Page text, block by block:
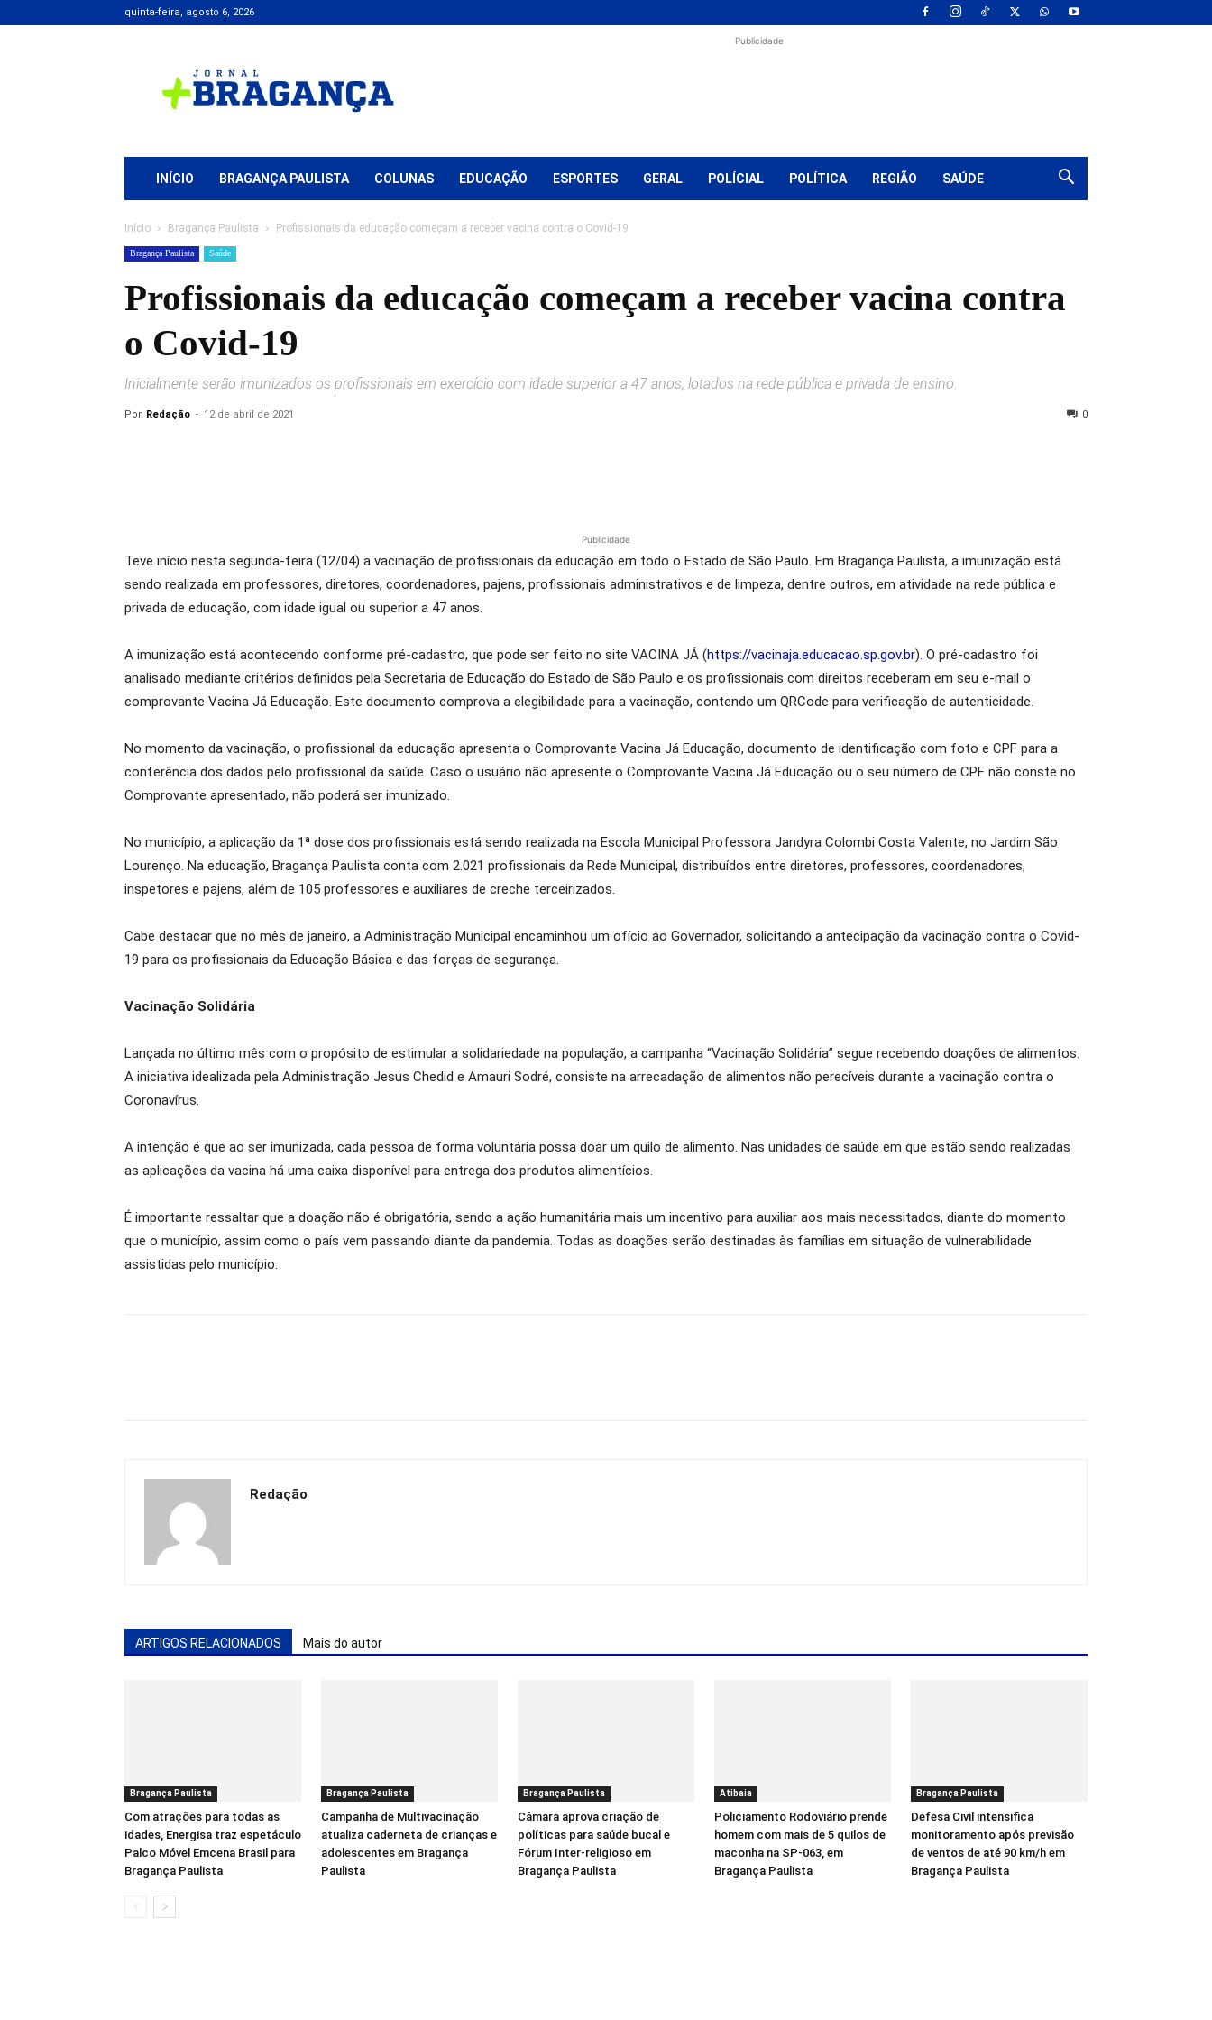
quinta-feira, agosto 6, 2026
+
Bragança
Publicidade
INÍCIO BRAGANÇA PAULISTA COLUNAS EDUCAÇÃO ESPORTES GERAL POLÍCIAL POLÍTICA REGIÃO SAÚDE
Início Bragança Paulista Profissionais da educação começam a receber vacina contra o Covid-19
Bragança Paulista Saúde
Profissionais da educação começam a receber vacina contra
o Covid-19
Inicialmente serão imunizados os profissionais em exercício com idade superior a 47 anos, lotados na rede pública e privada de ensino.
Por Redação - 12 de abril de 2021 0
Publicidade
Teve início nesta segunda-feira (12/04) a vacinação de profissionais da educação em todo o Estado de São Paulo. Em Bragança Paulista, a imunização está
sendo realizada em professores, diretores, coordenadores, pajens, profissionais administrativos e de limpeza, dentre outros, em atividade na rede pública e
privada de educação, com idade igual ou superior a 47 anos.
A imunização está acontecendo conforme pré-cadastro, que pode ser feito no site VACINA JÁ (https://vacinaja.educacao.sp.gov.br). O pré-cadastro foi
analisado mediante critérios definidos pela Secretaria de Educação do Estado de São Paulo e os profissionais com direitos receberam em seu e-mail o
comprovante Vacina Já Educação. Este documento comprova a elegibilidade para a vacinação, contendo um QRCode para verificação de autenticidade.
No momento da vacinação, o profissional da educação apresenta o Comprovante Vacina Já Educação, documento de identificação com foto e CPF para a
conferência dos dados pelo profissional da saúde. Caso o usuário não apresente o Comprovante Vacina Já Educação ou o seu número de CPF não conste no
Comprovante apresentado, não poderá ser imunizado.
No município, a aplicação da 1ª dose dos profissionais está sendo realizada na Escola Municipal Professora Jandyra Colombi Costa Valente, no Jardim São
Lourenço. Na educação, Bragança Paulista conta com 2.021 profissionais da Rede Municipal, distribuídos entre diretores, professores, coordenadores,
inspetores e pajens, além de 105 professores e auxiliares de creche terceirizados.
Cabe destacar que no mês de janeiro, a Administração Municipal encaminhou um ofício ao Governador, solicitando a antecipação da vacinação contra o Covid-
19 para os profissionais da Educação Básica e das forças de segurança.
Vacinação Solidária
Lançada no último mês com o propósito de estimular a solidariedade na população, a campanha “Vacinação Solidária” segue recebendo doações de alimentos.
A iniciativa idealizada pela Administração Jesus Chedid e Amauri Sodré, consiste na arrecadação de alimentos não perecíveis durante a vacinação contra o
Coronavírus.
A intenção é que ao ser imunizada, cada pessoa de forma voluntária possa doar um quilo de alimento. Nas unidades de saúde em que estão sendo realizadas
as aplicações da vacina há uma caixa disponível para entrega dos produtos alimentícios.
É importante ressaltar que a doação não é obrigatória, sendo a ação humanitária mais um incentivo para auxiliar aos mais necessitados, diante do momento
que o município, assim como o país vem passando diante da pandemia. Todas as doações serão destinadas às famílias em situação de vulnerabilidade
assistidas pelo município.
Redação
ARTIGOS RELACIONADOS Mais do autor
Bragança Paulista
Com atrações para todas as
idades, Energisa traz espetáculo
Palco Móvel Emcena Brasil para
Bragança Paulista
Bragança Paulista
Campanha de Multivacinação
atualiza caderneta de crianças e
adolescentes em Bragança
Paulista
Bragança Paulista
Câmara aprova criação de
políticas para saúde bucal e
Fórum Inter-religioso em
Bragança Paulista
Atibaia
Policiamento Rodoviário prende
homem com mais de 5 quilos de
maconha na SP-063, em
Bragança Paulista
Bragança Paulista
Defesa Civil intensifica
monitoramento após previsão
de ventos de até 90 km/h em
Bragança Paulista